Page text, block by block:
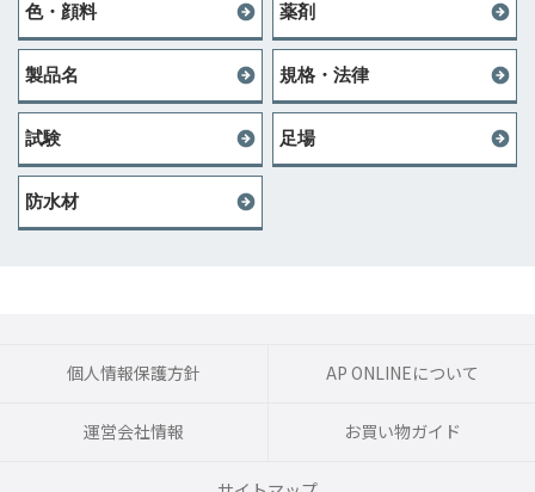
色・顔料 薬剤
製品名 規格・法律
試験 足場
防水材
個人情報保護方針 AP ONLINEについて
運営会社情報 お買い物ガイド